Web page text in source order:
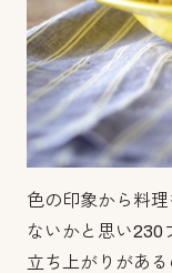
色の印象から料
ないかと思い230
立ち上がりがあ